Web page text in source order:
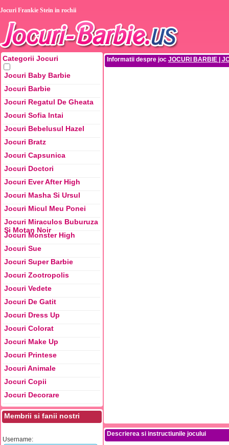
Jocuri Frankie Stein in rochii
Categorii Jocuri
Jocuri Baby Barbie
Jocuri Barbie
Jocuri Regatul De Gheata
Jocuri Sofia Intai
Jocuri Bebelusul Hazel
Jocuri Bratz
Jocuri Capsunica
Jocuri Doctori
Jocuri Ever After High
Jocuri Masha Si Ursul
Jocuri Micul Meu Ponei
Jocuri Miraculos Buburuza
Si Motan Noir
Jocuri Monster High
Jocuri Sue
Jocuri Super Barbie
Jocuri Zootropolis
Jocuri Vedete
Jocuri De Gatit
Jocuri Dress Up
Jocuri Colorat
Jocuri Make Up
Jocuri Printese
Jocuri Animale
Jocuri Copii
Jocuri Decorare
Membrii si fanii nostri
Username:
Informatii despre joc JOCURI BARBIE |
Descrierea si instructiunile jocului